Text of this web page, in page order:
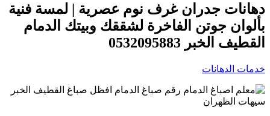
دهانات جدران غرف نوم عصرية | لمسة فنية
بألوان جوتن الفاخرة لشققك وبيتك الدمام
القطيف الخبر 0532095883
خدمات الدهانات